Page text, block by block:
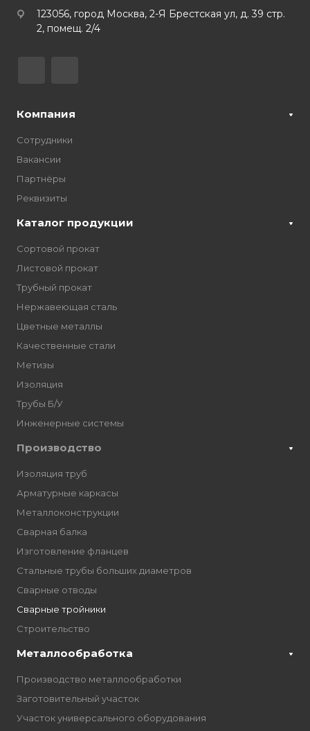
123056, город Москва, 2-Я Брестская ул, д. 39 стр.
2, помещ. 2/4
Компания
Сотрудники
Вакансии
Партнёры
Реквизиты
Каталог продукции
Сортовой прокат
Листовой прокат
Трубный прокат
Нержавеющая сталь
Цветные металлы
Качественные стали
Метизы
Изоляция
Трубы Б/У
Инженерные системы
Производство
Изоляция труб
Арматурные каркасы
Металлоконструкции
Сварная балка
Изготовление фланцев
Стальные трубы больших диаметров
Сварные отводы
Сварные тройники
Строительство
Металлообработка
Производство металлообработки
Заготовительный участок
Участок универсального оборудования